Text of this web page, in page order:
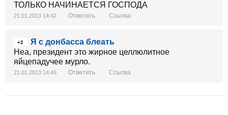
ТОЛЬКО НАЧИНАЕТСЯ ГОСПОДА
21.01.2013 14:42 Ответить Ссылка
+2
Я с донбасса блеать
Неа, президент это жирное целлюлитное
яйцепадучее мурло.
21.01.2013 14:45 Ответить Ссылка